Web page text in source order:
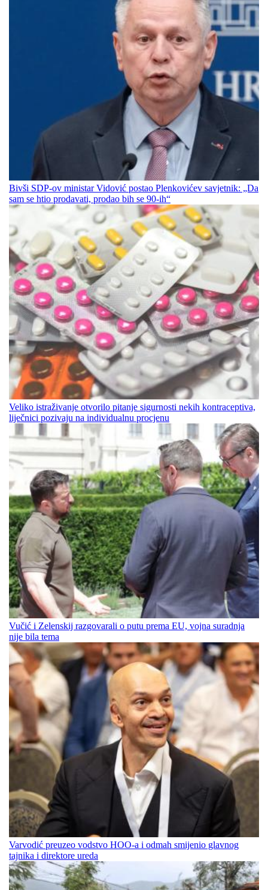
Bivši SDP-ov ministar Vidović postao Plenkovićev savjetnik: „Da
sam se htio prodavati, prodao bih se 90-ih“
Veliko istraživanje otvorilo pitanje sigurnosti nekih kontraceptiva,
liječnici pozivaju na individualnu procjenu
Vučić i Zelenskij razgovarali o putu prema EU, vojna suradnja
nije bila tema
Varvodić preuzeo vodstvo HOO-a i odmah smijenio glavnog
tajnika i direktore ureda